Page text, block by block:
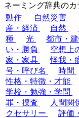
ネーミング辞典のカ
動作
自然災害
産・経済
自然
種
光 都市・
い・勝負
空想上
家・家具
怪我・
号・呼び名
時間
性格・特徴・才能
学校・勉強・学問
罪・捜査
人間関
クセサリー
評価